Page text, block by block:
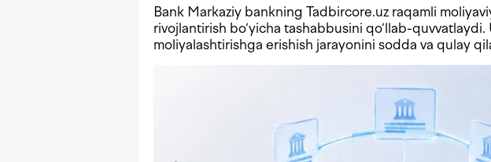
Bank Markaziy bankning Tadbircore.uz raqamli
rivojlantirish bo‘yicha tashabbusini qo‘llab-
moliyalashtirishga erishish jarayonini sodda va qulay